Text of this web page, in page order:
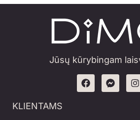
Jūsų kūrybingam
KLIENTAMS